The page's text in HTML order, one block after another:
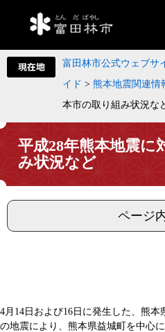
富田林市公式ウェブサ
イド > 熊本地震関連情
本市の取り組み状況な
平成28年熊本地震に
み状況など
ページ
4月14日および16日に発生した、熊
の地震により、熊本県益城町を中心